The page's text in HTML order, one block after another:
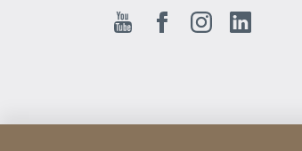
Youtube FacebookInstagram